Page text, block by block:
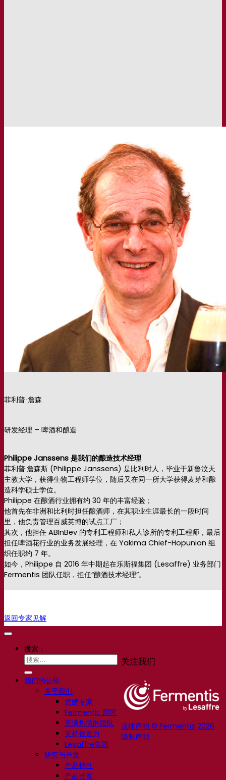
菲利普·詹森
研发经理 – 啤酒和酿造
Philippe Janssens 是我们的酿造技术经理
菲利普·詹森斯 (Philippe Janssens) 是比利时人，毕业于新鲁汶天
主教大学，获得生物工程师学位，随后又在同一所大学获得麦芽和酿
造科学硕士学位。
Philippe 在酿酒行业拥有约 30 年的丰富经验；
他首先在非洲和比利时担任酿酒师，在其职业生涯最长的一段时间
里，他负责管理百威英博的试点工厂；
其次，他担任 ABInBev 的专利工程师和私人诊所的专利工程师，最后
担任啤酒花行业的业务发展经理，在 Yakima Chief-Hopunion 组
织任职约 7 年。
如今，Philippe 自 2016 年中期起在乐斯福集团 (Lesaffre) 业务部门
Fermentis 团队任职，担任“酿酒技术经理”。
返回专家见解
关注我们
法律声明 © Fermentis 2026
隐私声明
搜索：
我们的公司
关于我们
发酵专家
Fermentis 园区
充满热情的团队
支持创造力
Lesaffre集团
研究与开发
产品特性
产品开发